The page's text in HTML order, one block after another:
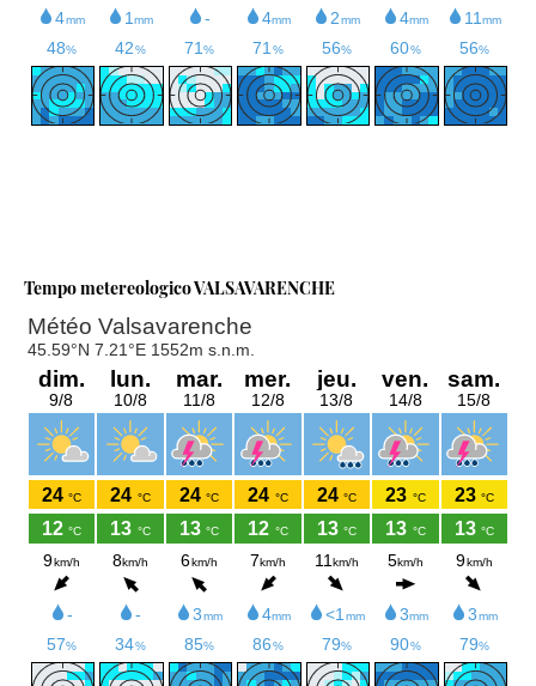
Tempo metereologico VALSAVARENCHE